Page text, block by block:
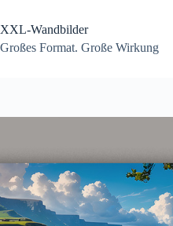
springen
XXL-Wandbilder
Großes Format. Große Wirkung